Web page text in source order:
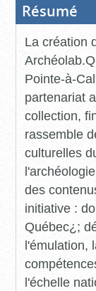
Résumé
La création
Pointe-à-
partenariat
collection,
rassemble
culturelles
des
initiative :
Québec¿;
l'émulation,
l'échelle